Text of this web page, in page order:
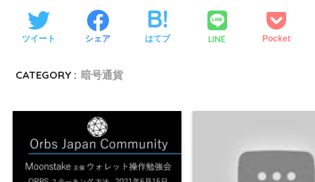
ツイート シェア はてブ LINE Pocket
CATEGORY : 暗号通貨